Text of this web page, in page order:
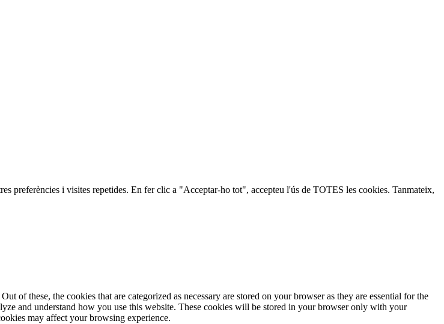
preferències i visites repetides. En fer clic a "Acceptar-ho tot", accepteu l'ús de TOTES les cookies. Tanmateix,
of these, the cookies that are categorized as necessary are stored on your browser as they are essential for the
and understand how you use this website. These cookies will be stored in your browser only with your
may affect your browsing experience.